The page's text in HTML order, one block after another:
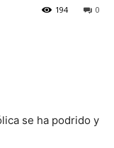
0
194
se ha podrido y